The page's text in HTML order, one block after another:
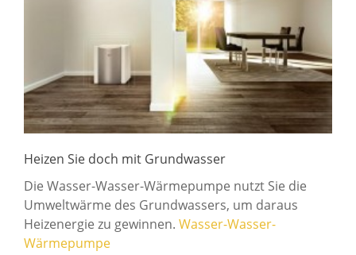
Heizen Sie doch mit Grundwasser
Die Wasser-Wasser-Wärmepumpe nutzt Sie die
Umweltwärme des Grundwassers, um daraus
Heizenergie zu gewinnen. Wasser-Wasser-
Wärmepumpe